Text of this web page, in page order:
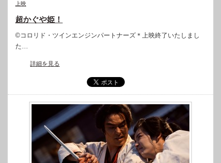
上映
超かぐや姫！
©コロリド・ツインエンジンパートナーズ＊上映終了いたしまし
た…
詳細を見る